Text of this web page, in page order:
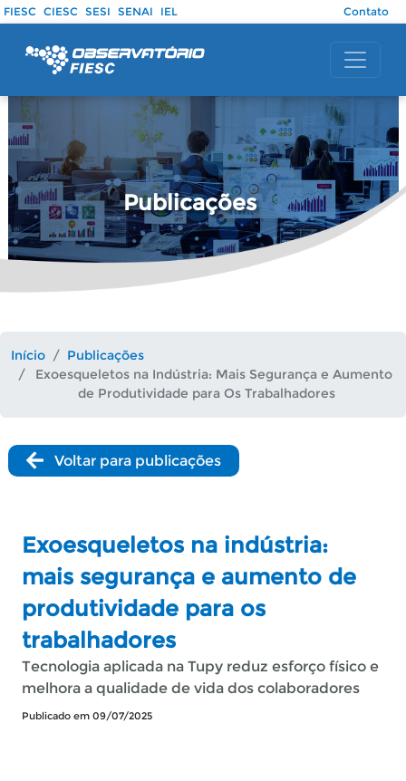
Pular para o conteúdo principal
FIESC CIESC SESI SENAI IEL Contato
Publicações
Início
Publicações
Exoesqueletos na Indústria: Mais Segurança e Aumento
de Produtividade para Os Trabalhadores
Voltar para publicações
Exoesqueletos na indústria:
mais segurança e aumento de
produtividade para os
trabalhadores
Tecnologia aplicada na Tupy reduz esforço físico e
melhora a qualidade de vida dos colaboradores
Publicado em 09/07/2025